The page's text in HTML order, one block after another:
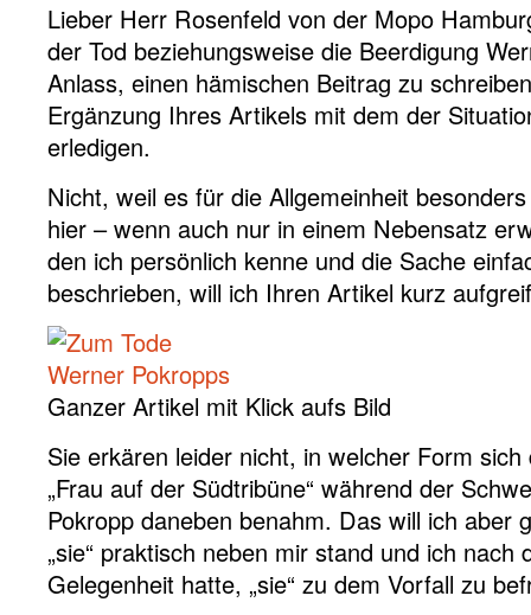
Lieber Herr Rosenfeld von der Mopo
der Tod beziehungsweise die Beerdigung
Anlass, einen hämischen Beitrag zu
Ergänzung Ihres Artikels mit dem der
erledigen.
Nicht, weil es für die Allgemeinheit
hier – wenn auch nur in einem Nebensatz
den ich persönlich kenne und die Sache
beschrieben, will ich Ihren Artikel kurz
Ganzer Artikel mit Klick aufs Bild
Sie erkären leider nicht, in welcher Form
„Frau auf der Südtribüne“ während der
Pokropp daneben benahm. Das will ich aber
„sie“ praktisch neben mir stand und ich nach
Gelegenheit hatte, „sie“ zu dem Vorfall zu